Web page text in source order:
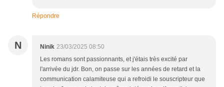
Répondre
N Ninik 23/03/2025 08:50
Les romans sont passionnants, et j'étais très excité par
l'arrivée du jdr. Bon, on passe sur les années de retard et la
communication calamiteuse qui a refroidi le souscripteur que